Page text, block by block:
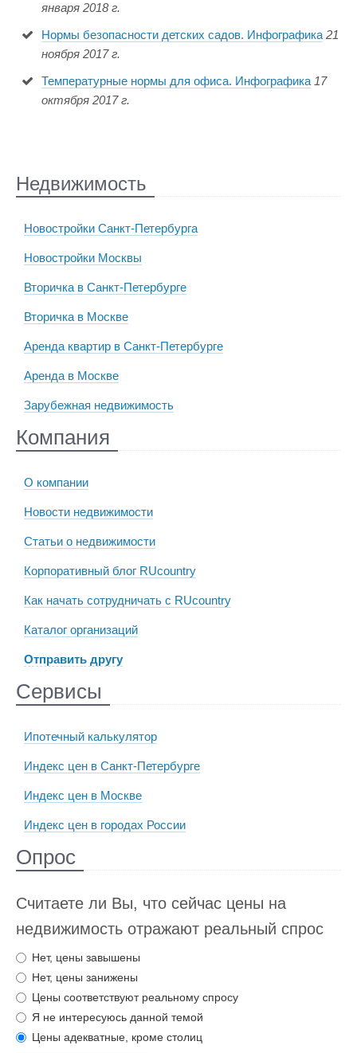
января 2018 г.
Нормы безопасности детских садов. Инфографика 21
ноября 2017 г.
Температурные нормы для офиса. Инфографика 17
октября 2017 г.
Недвижимость
Новостройки Санкт-Петербурга
Новостройки Москвы
Вторичка в Санкт-Петербурге
Вторичка в Москве
Аренда квартир в Санкт-Петербурге
Аренда в Москве
Зарубежная недвижимость
Компания
О компании
Новости недвижимости
Статьи о недвижимости
Корпоративный блог RUcountry
Как начать сотрудничать с RUcountry
Каталог организаций
Отправить другу
Сервисы
Ипотечный калькулятор
Индекс цен в Санкт-Петербурге
Индекс цен в Москве
Индекс цен в городах России
Опрос
Считаете ли Вы, что сейчас цены на
недвижимость отражают реальный спрос
Нет, цены завышены
Нет, цены занижены
Цены соответствуют реальному спросу
Я не интересуюсь данной темой
Цены адекватные, кроме столиц